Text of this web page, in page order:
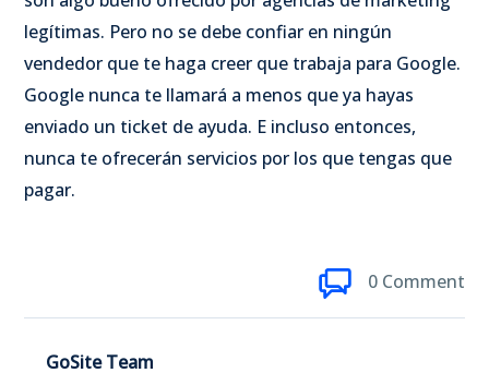
legítimas. Pero no se debe confiar en ningún
vendedor que te haga creer que trabaja para Google.
Google nunca te llamará a menos que ya hayas
enviado un ticket de ayuda. E incluso entonces,
nunca te ofrecerán servicios por los que tengas que
pagar.
0 Comment
GoSite Team